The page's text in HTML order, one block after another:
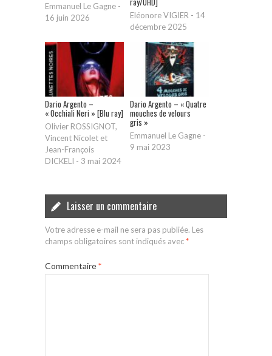
Emmanuel Le Gagne -
16 juin 2026
Eléonore VIGIER - 14
décembre 2025
Dario Argento –
« Occhiali Neri » [Blu ray]
Olivier ROSSIGNOT,
Vincent Nicolet et
Jean-François
DICKELI - 3 mai 2024
Dario Argento – « Quatre
mouches de velours
gris »
Emmanuel Le Gagne -
9 mai 2023
Laisser un commentaire
Votre adresse e-mail ne sera pas publiée. Les
champs obligatoires sont indiqués avec*
Commentaire*